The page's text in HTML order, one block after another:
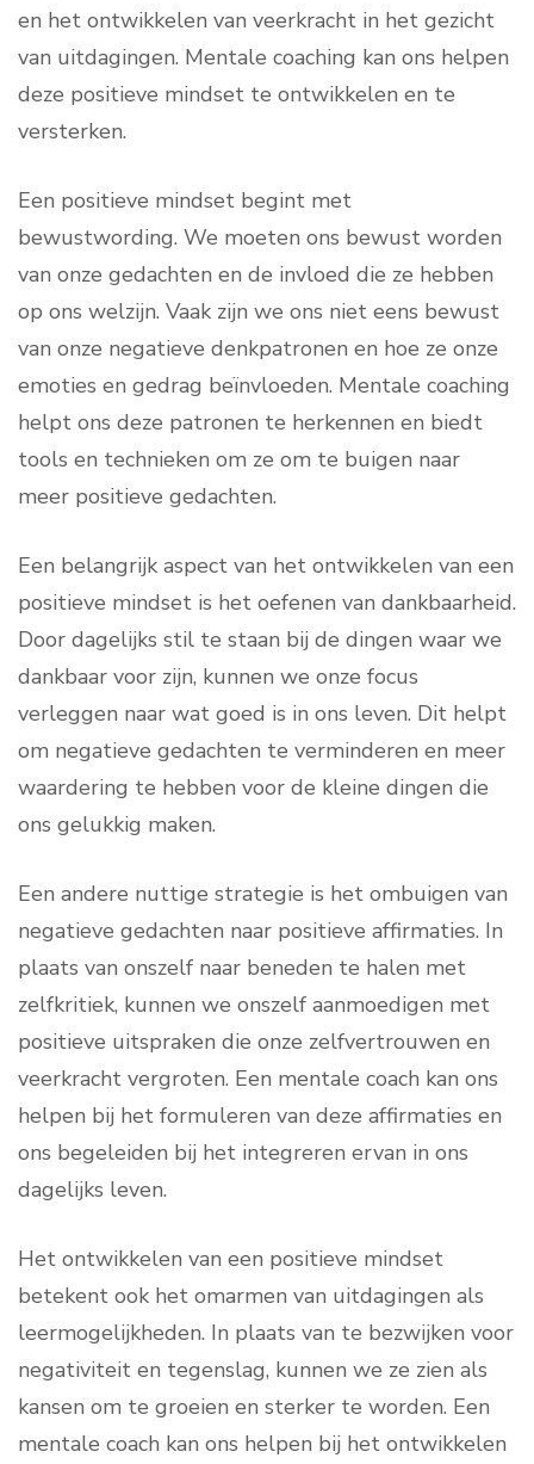
en het ontwikkelen van veerkracht in het gezicht
van uitdagingen. Mentale coaching kan ons helpen
deze positieve mindset te ontwikkelen en te
versterken.
Een positieve mindset begint met
bewustwording. We moeten ons bewust worden
van onze gedachten en de invloed die ze hebben
op ons welzijn. Vaak zijn we ons niet eens bewust
van onze negatieve denkpatronen en hoe ze onze
emoties en gedrag beïnvloeden. Mentale coaching
helpt ons deze patronen te herkennen en biedt
tools en technieken om ze om te buigen naar
meer positieve gedachten.
Een belangrijk aspect van het ontwikkelen van een
positieve mindset is het oefenen van dankbaarheid.
Door dagelijks stil te staan bij de dingen waar we
dankbaar voor zijn, kunnen we onze focus
verleggen naar wat goed is in ons leven. Dit helpt
om negatieve gedachten te verminderen en meer
waardering te hebben voor de kleine dingen die
ons gelukkig maken.
Een andere nuttige strategie is het ombuigen van
negatieve gedachten naar positieve affirmaties. In
plaats van onszelf naar beneden te halen met
zelfkritiek, kunnen we onszelf aanmoedigen met
positieve uitspraken die onze zelfvertrouwen en
veerkracht vergroten. Een mentale coach kan ons
helpen bij het formuleren van deze affirmaties en
ons begeleiden bij het integreren ervan in ons
dagelijks leven.
Het ontwikkelen van een positieve mindset
betekent ook het omarmen van uitdagingen als
leermogelijkheden. In plaats van te bezwijken voor
negativiteit en tegenslag, kunnen we ze zien als
kansen om te groeien en sterker te worden. Een
mentale coach kan ons helpen bij het ontwikkelen